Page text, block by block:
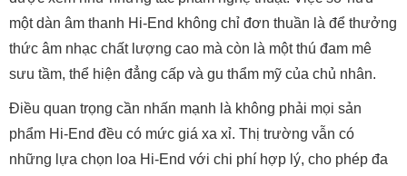
một dàn âm thanh Hi-End không chỉ đơn thuần là để thưởng
thức âm nhạc chất lượng cao mà còn là một thú đam mê
sưu tầm, thể hiện đẳng cấp và gu thẩm mỹ của chủ nhân.
Điều quan trọng cần nhấn mạnh là không phải mọi sản
phẩm Hi-End đều có mức giá xa xỉ. Thị trường vẫn có
những lựa chọn loa Hi-End với chi phí hợp lý, cho phép đa